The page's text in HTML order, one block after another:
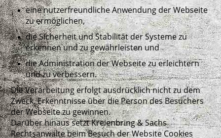
eine nutzerfreundliche Anwendung der Webseite
zu ermöglichen,
die Sicherheit und Stabilität der Systeme zu
erkennen und zu gewährleisten und
die Administration der Webseite zu erleichtern
und zu verbessern.
Die Verarbeitung erfolgt ausdrücklich nicht zu dem
Zweck, Erkenntnisse über die Person des Besuchers
der Webseite zu gewinnen.
Darüber hinaus setzt Kreienbring & Sachs
Rechtsanwälte beim Besuch der Website Cookies